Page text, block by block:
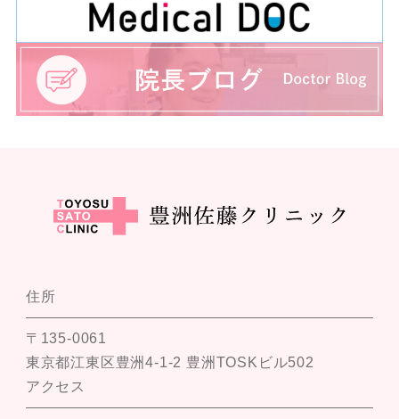
住所
〒135-0061
東京都江東区豊洲4-1-2 豊洲TOSKビル502
アクセス